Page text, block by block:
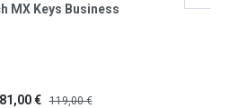
MX Keys Business
€ 119,00 €